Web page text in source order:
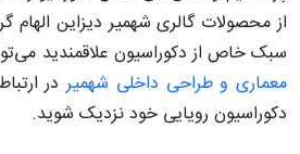
از محصولات گالری شهمیر دیزاین
سبک خاص از دکوراسیون علاقمندید
معماری و طراحی داخلی شهمیردر
دکوراسیون رویایی خود نزدیک شوید.